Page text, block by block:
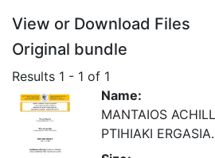
View or Download Files
Original bundle
Results 1 - 1 of 1
Name:
MANTAIOS
PTIHIAKI